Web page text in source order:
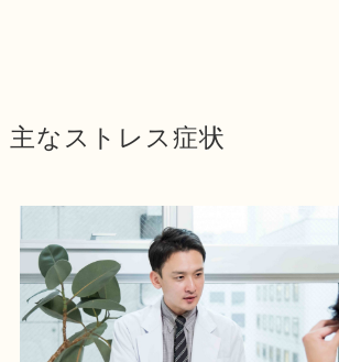
主なストレス症状